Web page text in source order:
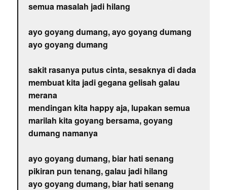
semua masalah jadi hilang
ayo goyang dumang, ayo goyang dumang
ayo goyang dumang
sakit rasanya putus cinta, sesaknya di dada
membuat kita jadi gegana gelisah galau
merana
mendingan kita happy aja, lupakan semua
marilah kita goyang bersama, goyang
dumang namanya
ayo goyang dumang, biar hati senang
pikiran pun tenang, galau jadi hilang
ayo goyang dumang, biar hati senang